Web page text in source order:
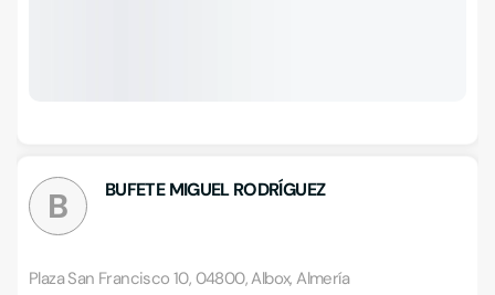
B BUFETE MIGUEL RODRÍGUEZ
Plaza San Francisco 10, 04800, Albox, Almería